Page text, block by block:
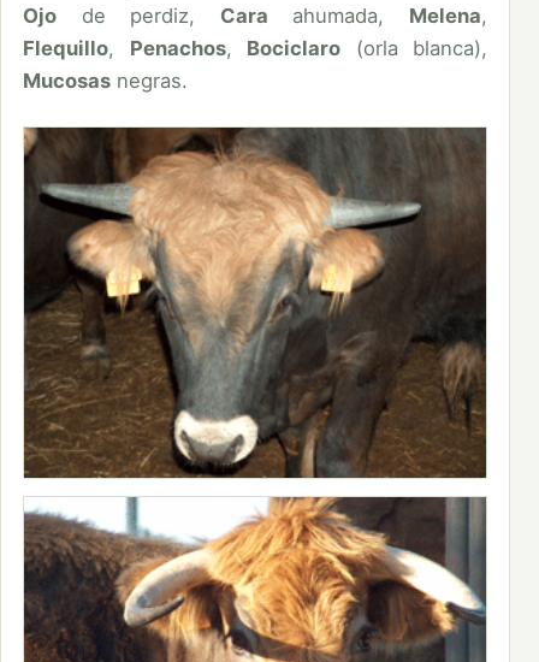
Ojo de perdiz, Cara ahumada, Melena,
Flequillo, Penachos, Bociclaro (orla blanca),
Mucosas negras.